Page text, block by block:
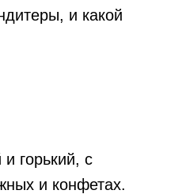
и какой
горький, с
и конфетах.